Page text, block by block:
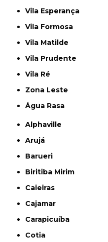
Vila Esperança
Vila Formosa
Vila Matilde
Vila Prudente
Vila Ré
Zona Leste
Água Rasa
Alphaville
Arujá
Barueri
Biritiba Mirim
Caieiras
Cajamar
Carapicuíba
Cotia